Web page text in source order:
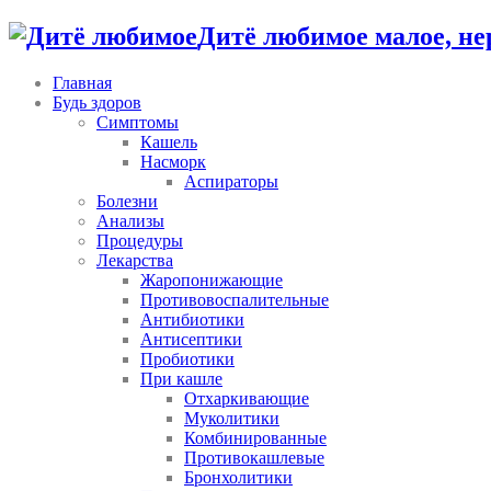
Дитё любимое малое,
Главная
Будь здоров
Симптомы
Кашель
Насморк
Аспираторы
Болезни
Анализы
Процедуры
Лекарства
Жаропонижающие
Противовоспалительные
Антибиотики
Антисептики
Пробиотики
При кашле
Отхаркивающие
Муколитики
Комбинированные
Противокашлевые
Бронхолитики